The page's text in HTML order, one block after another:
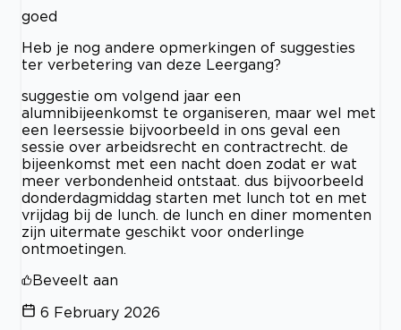
goed
Heb je nog andere opmerkingen of suggesties
ter verbetering van deze Leergang?
suggestie om volgend jaar een
alumnibijeenkomst te organiseren, maar wel met
een leersessie bijvoorbeeld in ons geval een
sessie over arbeidsrecht en contractrecht. de
bijeenkomst met een nacht doen zodat er wat
meer verbondenheid ontstaat. dus bijvoorbeeld
donderdagmiddag starten met lunch tot en met
vrijdag bij de lunch. de lunch en diner momenten
zijn uitermate geschikt voor onderlinge
ontmoetingen.
Beveelt aan
6 February 2026